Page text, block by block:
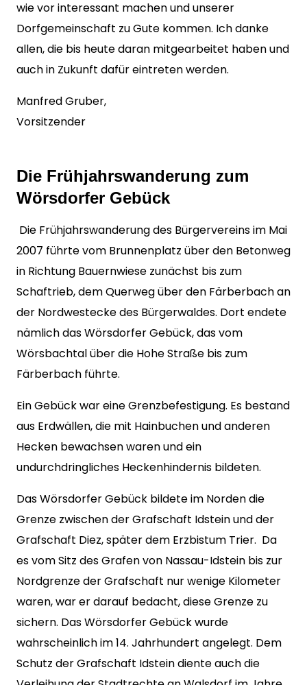
wie vor interessant machen und unserer
Dorfgemeinschaft zu Gute kommen. Ich danke
allen, die bis heute daran mitgearbeitet haben und
auch in Zukunft dafür eintreten werden.
Manfred Gruber,
Vorsitzender
Die Frühjahrswanderung zum
Wörsdorfer Gebück
Die Frühjahrswanderung des Bürgervereins im Mai
2007 führte vom Brunnenplatz über den Betonweg
in Richtung Bauernwiese zunächst bis zum
Schaftrieb, dem Querweg über den Färberbach an
der Nordwestecke des Bürgerwaldes. Dort endete
nämlich das Wörsdorfer Gebück, das vom
Wörsbachtal über die Hohe Straße bis zum
Färberbach führte.
Ein Gebück war eine Grenzbefestigung. Es bestand
aus Erdwällen, die mit Hainbuchen und anderen
Hecken bewachsen waren und ein
undurchdringliches Heckenhindernis bildeten.
Das Wörsdorfer Gebück bildete im Norden die
Grenze zwischen der Grafschaft Idstein und der
Grafschaft Diez, später dem Erzbistum Trier. Da
es vom Sitz des Grafen von Nassau-Idstein bis zur
Nordgrenze der Grafschaft nur wenige Kilometer
waren, war er darauf bedacht, diese Grenze zu
sichern. Das Wörsdorfer Gebück wurde
wahrscheinlich im 14. Jahrhundert angelegt. Dem
Schutz der Grafschaft Idstein diente auch die